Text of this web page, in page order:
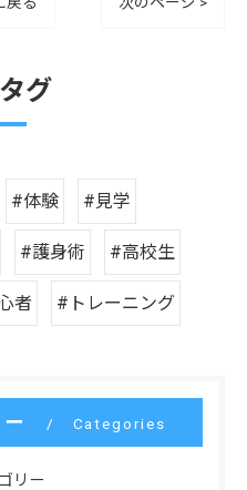
グ
#体験 #見学
#護身術 #高校生
者 #トレーニング
Categories
リー